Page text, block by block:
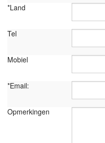
*Land
Tel
Mobiel
*Email:
Opmerkingen